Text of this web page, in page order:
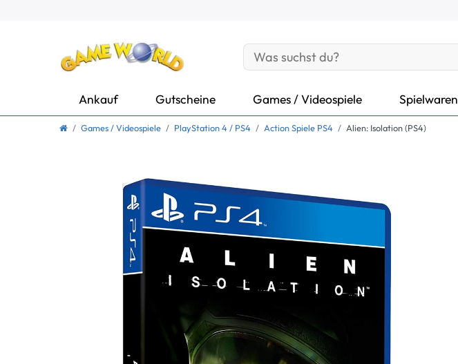
Ankauf Gutscheine Games / Videospiele Spielwaren
Games / Videospiele PlayStation 4 / PS4 Action Spiele PS4 Alien: Isolation (PS4)